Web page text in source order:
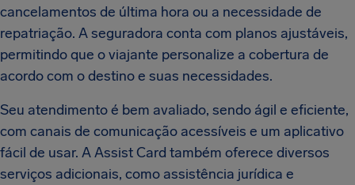
cancelamentos de última hora ou a necessidade de
repatriação. A seguradora conta com planos ajustáveis,
permitindo que o viajante personalize a cobertura de
acordo com o destino e suas necessidades.
Seu atendimento é bem avaliado, sendo ágil e eficiente,
com canais de comunicação acessíveis e um aplicativo
fácil de usar. A Assist Card também oferece diversos
serviços adicionais, como assistência jurídica e